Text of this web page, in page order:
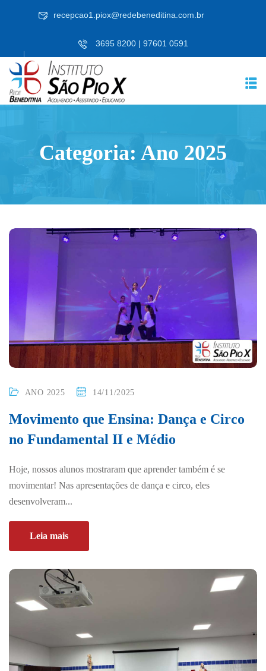
recepcao1.piox@redebeneditina.com.br
3695 8200 | 97601 0591
SE JÁ!
Categoria: Ano 2025
ANO 2025 14/11/2025
Movimento que Ensina: Dança e Circo
no Fundamental II e Médio
Hoje, nossos alunos mostraram que aprender também é se
movimentar! Nas apresentações de dança e circo, eles
desenvolveram...
Leia mais